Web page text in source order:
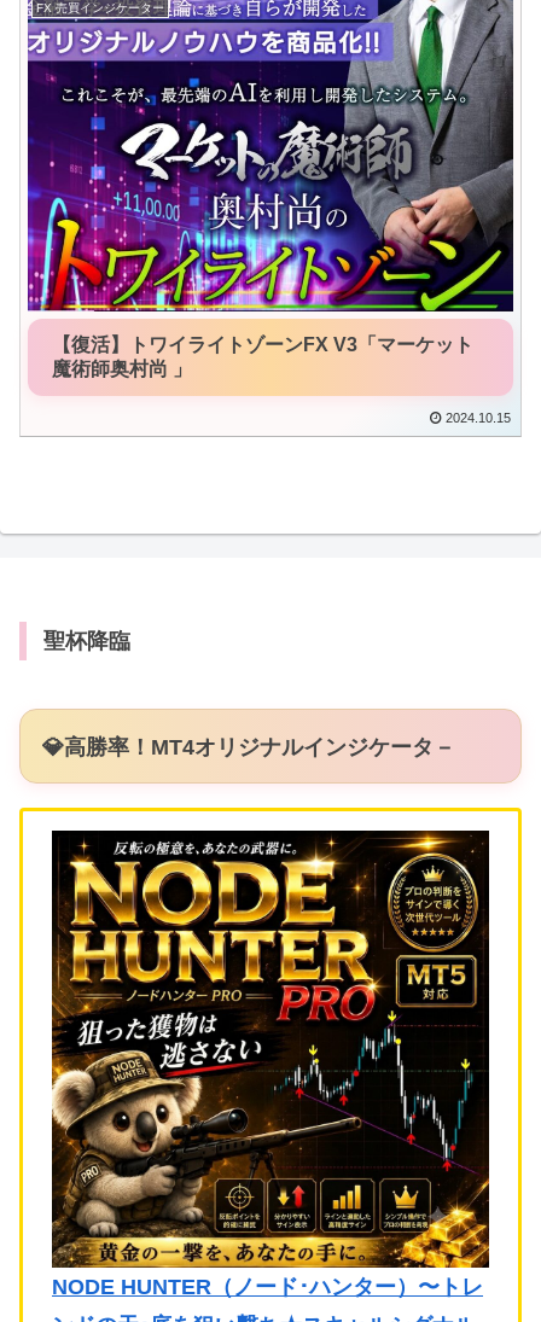
FX 売買インジケーター
【復活】トワイライトゾーンFX V3「マーケット
魔術師奥村尚 」
2024.10.15
聖杯降臨
💎高勝率！MT4オリジナルインジケータ－
NODE HUNTER（ノード･ハンター）〜トレ